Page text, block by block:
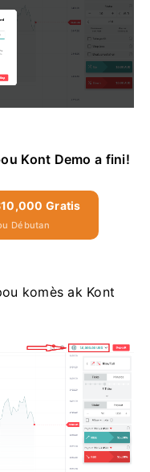
Kont Demo a fini!
Gratis
Débutan
komès ak Kont